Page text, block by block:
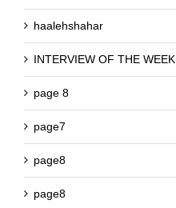
haalehshahar
INTERVIEW OF THE WEEK
page 8
page7
page8
page8